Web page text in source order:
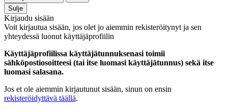
Sulje
Kirjaudu sisään
Voit kirjautua sisään, jos olet jo aiemmin rekisteröitynyt ja sen
yhteydessä luonut käyttäjäprofiilin
Käyttäjäprofiilissa käyttäjätunnuksenasi toimii
sähköpostiosoitteesi (tai itse luomasi käyttäjätunnus) sekä itse
luomasi salasana.
Jos et ole aiemmin kirjautunut sisään, sinun on ensin
rekisteröidyttävä täällä.